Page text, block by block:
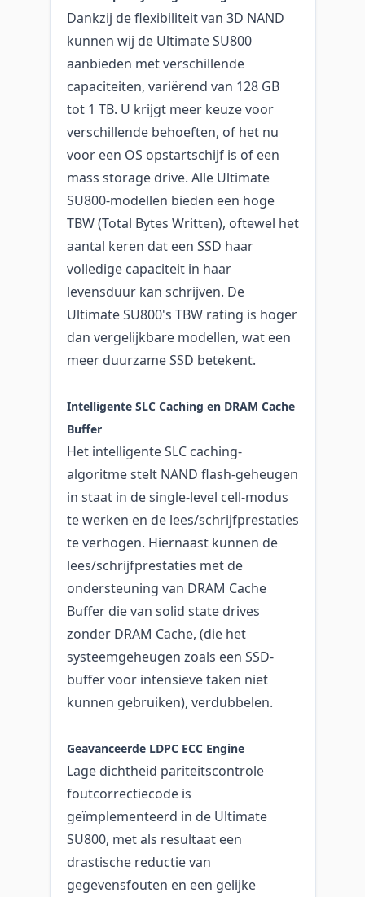
Dankzij de flexibiliteit van 3D NAND
kunnen wij de Ultimate SU800
aanbieden met verschillende
capaciteiten, variërend van 128 GB
tot 1 TB. U krijgt meer keuze voor
verschillende behoeften, of het nu
voor een OS opstartschijf is of een
mass storage drive. Alle Ultimate
SU800-modellen bieden een hoge
TBW (Total Bytes Written), oftewel het
aantal keren dat een SSD haar
volledige capaciteit in haar
levensduur kan schrijven. De
Ultimate SU800's TBW rating is hoger
dan vergelijkbare modellen, wat een
meer duurzame SSD betekent.
Intelligente SLC Caching en DRAM Cache
Buffer
Het intelligente SLC caching-
algoritme stelt NAND flash-geheugen
in staat in de single-level cell-modus
te werken en de lees/schrijfprestaties
te verhogen. Hiernaast kunnen de
lees/schrijfprestaties met de
ondersteuning van DRAM Cache
Buffer die van solid state drives
zonder DRAM Cache, (die het
systeemgeheugen zoals een SSD-
buffer voor intensieve taken niet
kunnen gebruiken), verdubbelen.
Geavanceerde LDPC ECC Engine
Lage dichtheid pariteitscontrole
foutcorrectiecode is
geïmplementeerd in de Ultimate
SU800, met als resultaat een
drastische reductie van
gegevensfouten en een gelijke